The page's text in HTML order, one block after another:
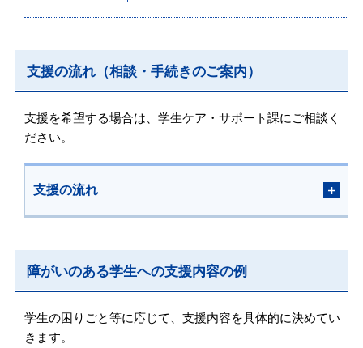
支援の流れ（相談・手続きのご案内）
支援を希望する場合は、学生ケア・サポート課にご相談く
ださい。
支援の流れ
障がいのある学生への支援内容の例
学生の困りごと等に応じて、支援内容を具体的に決めてい
きます。